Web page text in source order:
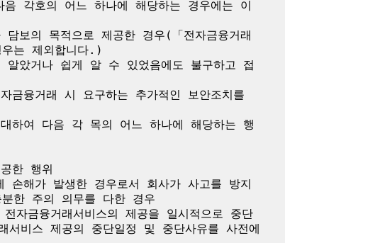
각호의 어느 하나에 해당하는 경우에는 이
보의 목적으로 제공한 경우(「전자금융거래
는 제외합니다.)
았거나 쉽게 알 수 있었음에도 불구하고 접
금융거래 시 요구하는 추가적인 보안조치를
하여 다음 각 목의 어느 하나에 해당하는 행
한 행위
손해가 발생한 경우로서 회사가 사고를 방지
한 주의 의무를 다한 경우
금융거래서비스의 제공을 일시적으로 중단
비스 제공의 중단일정 및 중단사유를 사전에